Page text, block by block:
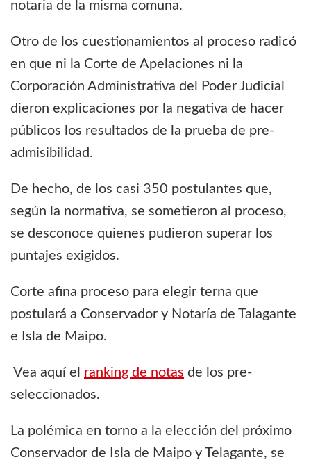
notaria de la misma comuna.
Otro de los cuestionamientos al proceso radicó
en que ni la Corte de Apelaciones ni la
Corporación Administrativa del Poder Judicial
dieron explicaciones por la negativa de hacer
públicos los resultados de la prueba de pre-
admisibilidad.
De hecho, de los casi 350 postulantes que,
según la normativa, se sometieron al proceso,
se desconoce quienes pudieron superar los
puntajes exigidos.
Corte afina proceso para elegir terna que
postulará a Conservador y Notaría de Talagante
e Isla de Maipo.
Vea aquí el ranking de notas de los pre-
seleccionados.
La polémica en torno a la elección del próximo
Conservador de Isla de Maipo y Telagante, se